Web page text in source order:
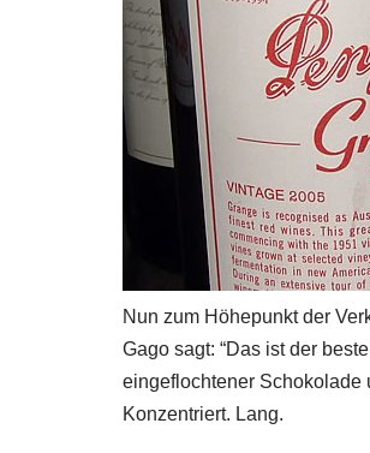
Nun zum Höhepunkt der
Gago sagt: “Das ist der
eingeflochtener Schokolade
Konzentriert. Lang.